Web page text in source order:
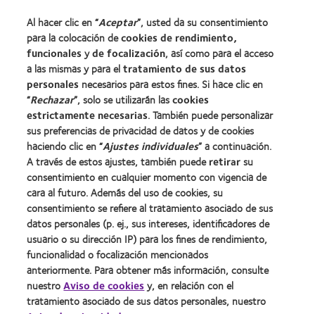
Usuario experimentado
Blog
Sobre nosotros
Carreras
Noticias
Contacto
Legal
Política de privacidad
Aviso Legal
Aviso de cookies
Condiciones del servicio
Public Country by Country Reporting
Al hacer clic en “Aceptar”, usted da su consentimiento
para la colocación decookies de rendimiento,
funcionalesyde focalización, así como para el acceso
a las mismas y para eltratamiento de sus datos
personales necesarios para estos fines. Si hace clic en
“Rechazar”, solo se utilizarán lascookies
estrictamente necesarias. También puede personalizar
sus preferencias de privacidad de datos y de cookies
haciendo clic en “Ajustes individuales” a continuación.
A través de estos ajustes, también puederetirarsu
consentimiento en cualquier momento con vigencia de
cara al futuro. Además del uso de cookies, su
consentimiento se refiere al tratamiento asociado de sus
datos personales (p. ej., sus intereses, identificadores de
usuario o su dirección IP) para los fines de rendimiento,
funcionalidad o focalización mencionados
anteriormente. Para obtener más información, consulte
nuestroAviso de cookiesy, en relación con el
tratamiento asociado de sus datos personales, nuestro